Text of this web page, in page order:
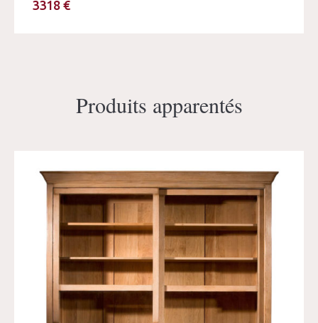
3318 €
Produits apparentés